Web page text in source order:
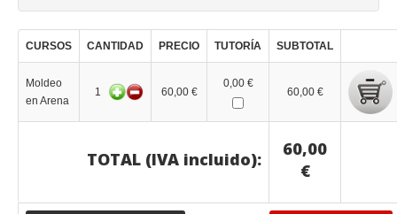
CURSOS CANTIDAD PRECIO TUTORÍA SUBTOTAL
Moldeo
en Arena
1 60,00 €
0,00 €
60,00 €
TOTAL (IVA incluido):
60,00
€